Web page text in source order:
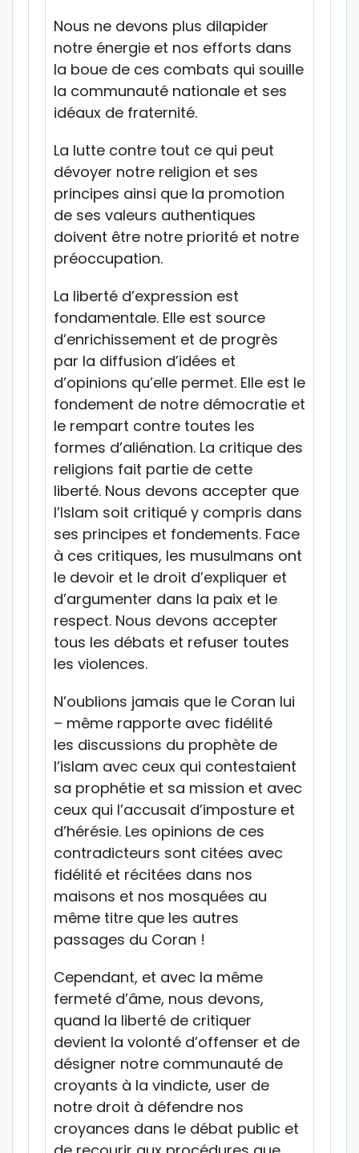
Nous ne devons plus dilapider
notre énergie et nos efforts dans
la boue de ces combats qui souille
la communauté nationale et ses
idéaux de fraternité.
La lutte contre tout ce qui peut
dévoyer notre religion et ses
principes ainsi que la promotion
de ses valeurs authentiques
doivent être notre priorité et notre
préoccupation.
La liberté d’expression est
fondamentale. Elle est source
d’enrichissement et de progrès
par la diffusion d’idées et
d’opinions qu’elle permet. Elle est le
fondement de notre démocratie et
le rempart contre toutes les
formes d’aliénation. La critique des
religions fait partie de cette
liberté. Nous devons accepter que
l’Islam soit critiqué y compris dans
ses principes et fondements. Face
à ces critiques, les musulmans ont
le devoir et le droit d’expliquer et
d’argumenter dans la paix et le
respect. Nous devons accepter
tous les débats et refuser toutes
les violences.
N’oublions jamais que le Coran lui
– même rapporte avec fidélité
les discussions du prophète de
l’islam avec ceux qui contestaient
sa prophétie et sa mission et avec
ceux qui l’accusait d’imposture et
d’hérésie. Les opinions de ces
contradicteurs sont citées avec
fidélité et récitées dans nos
maisons et nos mosquées au
même titre que les autres
passages du Coran !
Cependant, et avec la même
fermeté d’âme, nous devons,
quand la liberté de critiquer
devient la volonté d’offenser et de
désigner notre communauté de
croyants à la vindicte, user de
notre droit à défendre nos
croyances dans le débat public et